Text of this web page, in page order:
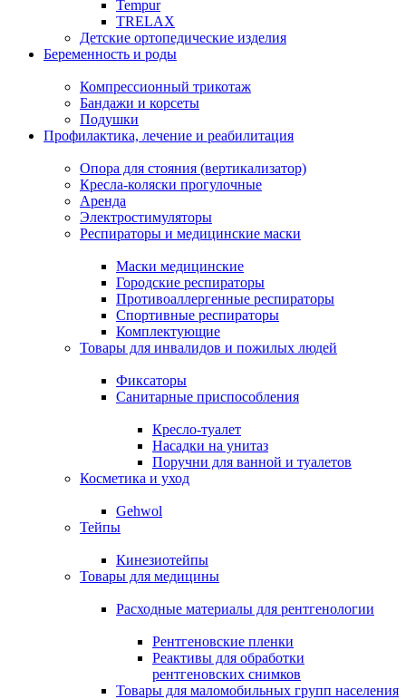
Tempur
TRELAX
Детские ортопедические изделия
Беременность и роды
Компрессионный трикотаж
Бандажи и корсеты
Подушки
Профилактика, лечение и реабилитация
Опора для стояния (вертикализатор)
Кресла-коляски прогулочные
Аренда
Электростимуляторы
Респираторы и медицинские маски
Маски медицинские
Городские респираторы
Противоаллергенные респираторы
Спортивные респираторы
Комплектующие
Товары для инвалидов и пожилых людей
Фиксаторы
Санитарные приспособления
Кресло-туалет
Насадки на унитаз
Поручни для ванной и туалетов
Косметика и уход
Gehwol
Тейпы
Кинезиотейпы
Товары для медицины
Расходные материалы для рентгенологии
Рентгеновские пленки
Реактивы для обработки
рентгеновских снимков
Товары для маломобильных групп населения